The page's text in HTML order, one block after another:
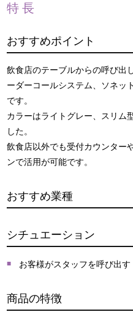
特長
おすすめポイント
飲食店のテーブルからの呼び出
ーダーコールシステム、ソネッ
です。
カラーはライトグレー、スリム
した。
飲食店以外でも受付カウンター
ンで活用が可能です。
おすすめ業種
シチュエーション
お客様がスタッフを呼び出す
商品の特徴